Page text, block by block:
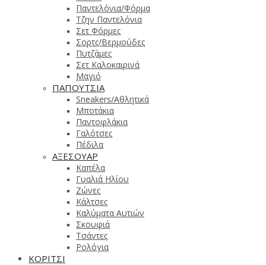
Παντελόνια/Φόρμα
Τζην Παντελόνια
Σετ Φόρμες
Σορτς/Βερμούδες
Πυτζάμες
Σετ Καλοκαιρινά
Μαγιό
ΠΑΠΟΥΤΣΙΑ
Sneakers/Aθλητικά
Μποτάκια
Παντοφλάκια
Γαλότσες
Πέδιλα
ΑΞΕΣΟΥΑΡ
Καπέλα
Γυαλιά Ηλίου
Ζώνες
Κάλτσες
Καλύματα Αυτιών
Σκουφιά
Τσάντες
Ρολόγια
ΚΟΡΙΤΣΙ